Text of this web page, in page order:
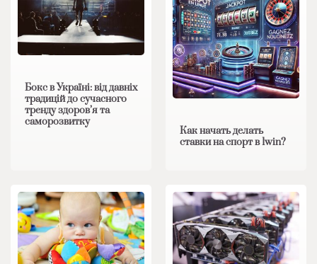
Бокс в Україні: від давніх
традицій до сучасного
тренду здоров’я та
саморозвитку
Как начать делать
ставки на спорт в 1win?